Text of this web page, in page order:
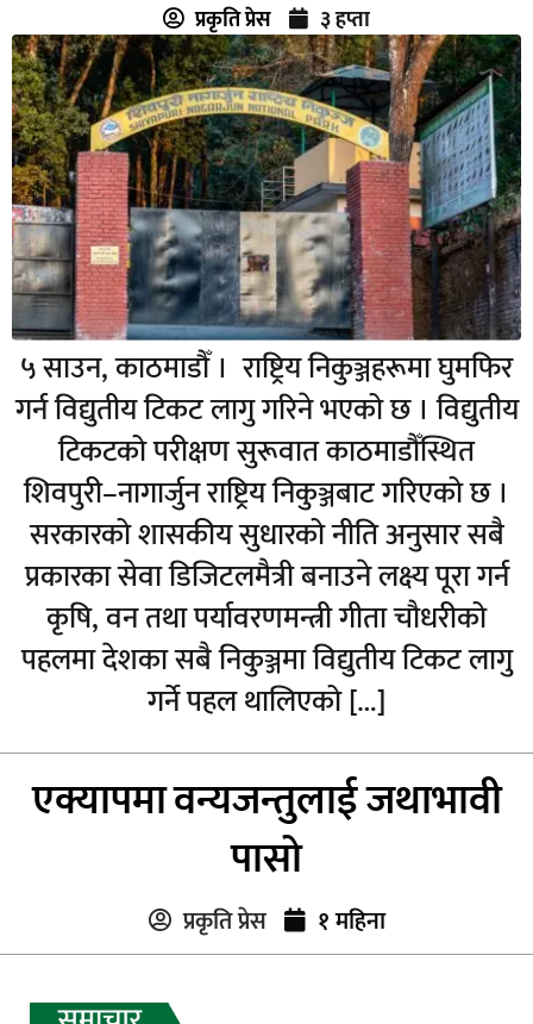
प्रकृति प्रेस ३ हप्ता
५ साउन, काठमाडौँ । राष्ट्रिय निकुञ्जहरूमा घुमफिर
गर्न विद्युतीय टिकट लागु गरिने भएको छ । विद्युतीय
टिकटको परीक्षण सुरूवात काठमाडौँस्थित
शिवपुरी–नागार्जुन राष्ट्रिय निकुञ्जबाट गरिएको छ ।
सरकारको शासकीय सुधारको नीति अनुसार सबै
प्रकारका सेवा डिजिटलमैत्री बनाउने लक्ष्य पूरा गर्न
कृषि, वन तथा पर्यावरणमन्त्री गीता चौधरीको
पहलमा देशका सबै निकुञ्जमा विद्युतीय टिकट लागु
गर्ने पहल थालिएको […]
एक्यापमा वन्यजन्तुलाई जथाभावी
पासो
प्रकृति प्रेस १ महिना